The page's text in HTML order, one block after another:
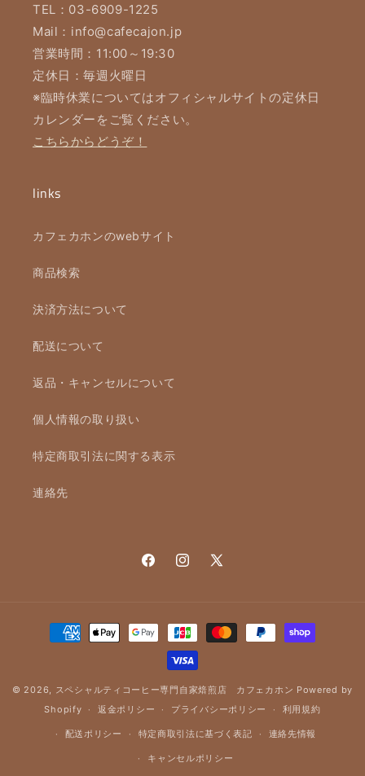
TEL：03-6909-1225
Mail：info@cafecajon.jp
営業時間：11:00～19:30
定休日：毎週火曜日
※臨時休業についてはオフィシャルサイトの定休日
カレンダーをご覧ください。
こちらからどうぞ！
links
カフェカホンのwebサイト
商品検索
決済方法について
配送について
返品・キャンセルについて
個人情報の取り扱い
特定商取引法に関する表示
連絡先
FacebookInstagram
X
法
© 2026, スペシャルティコーヒー専門自家焙煎店 カフェカホン Powered by
Shopify
返金ポリシー プライバシーポリシー 利用規約
配送ポリシー 特定商取引法に基づく表記 連絡先情報
キャンセルポリシー